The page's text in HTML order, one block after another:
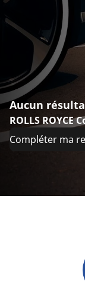
Aucun
ROLLS ROYCE
Compléter ma